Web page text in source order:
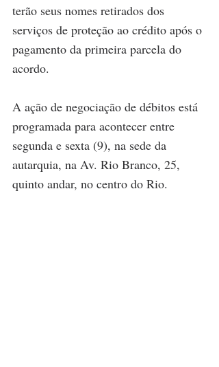
terão seus nomes retirados dos
serviços de proteção ao crédito após o
pagamento da primeira parcela do
acordo.
A ação de negociação de débitos está
programada para acontecer entre
segunda e sexta (9), na sede da
autarquia, na Av. Rio Branco, 25,
quinto andar, no centro do Rio.